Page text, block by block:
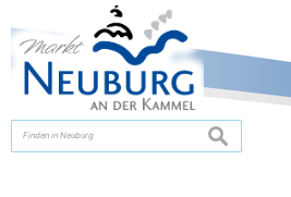
zur Navigationoder
suchen